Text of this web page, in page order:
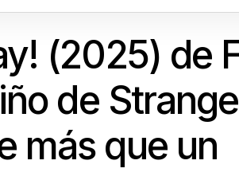
(2025) de
de
más que un